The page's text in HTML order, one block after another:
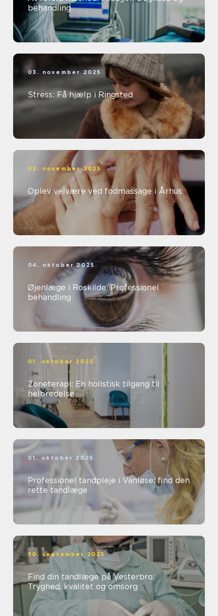
behandling
03. november 2025
Stress: Få hjælp i Ringsted
02. november 2025
Oplev velvære ved fodmassage i Århus
04. oktober 2025
Øjenlæge i Roskilde: Professionel
behandling
01. oktober 2025
Zoneterapi: En holistisk tilgang til
helbredelse
01. oktober 2025
Professionel tandpleje i Vanløse: find den
rette tandlæge
30. september 2025
Find din tandlæge på Vesterbro:
Tryghed, kvalitet og omsorg